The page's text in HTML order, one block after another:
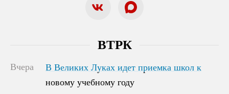
ВТРК
Вчера
В Великих Луках идет приемка школ к
новому учебному году
В Великих Луках идет приемка школ к
новому учебному году